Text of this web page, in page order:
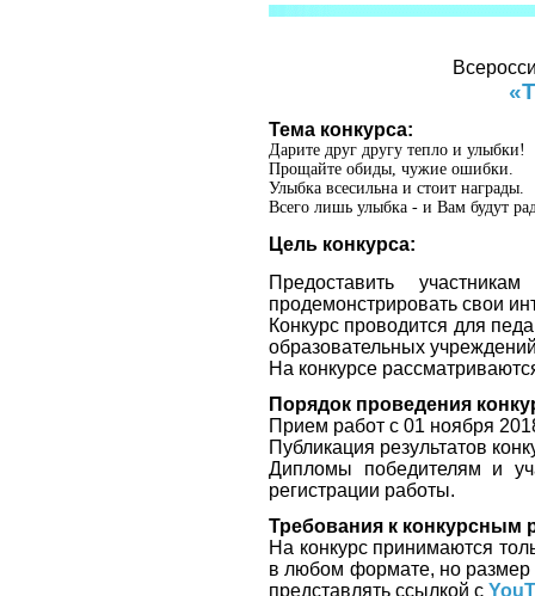
Тема конкурса:
Дарите друг другу тепло и улыбки!
Прощайте обиды, чужие ошибки.
Улыбка всесильна и стоит награды.
Всего лишь улыбка - и Вам будут
Цель конкурса:
Предоставить
продемонстрировать свои
Конкурс проводится для
образовательных
На конкурсе
Порядок проведения
Прием работ с 01 ноября
Публикация результатов
Дипломы победителям и
регистрации работы.
Требования к конкурсным
На конкурс принимаются
в любом формате, но
представлять ссылкой с